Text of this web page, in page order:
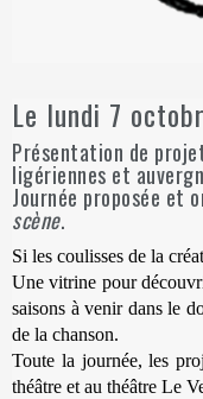
Le lundi 7
Présentation de
ligériennes et
Journée proposée et
scène.
Si les coulisses de la
Une vitrine pour
saisons à venir dans le
de la chanson.
Toute la journée, les
théâtre et au théâtre Le